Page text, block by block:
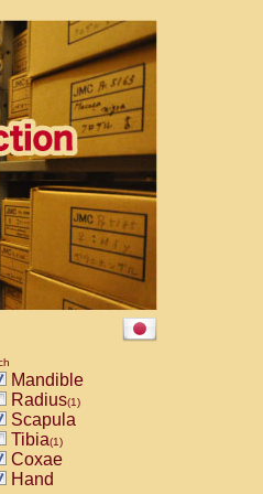
Mandible
Radius(1)
Scapula
Tibia(1)
Coxae
Hand